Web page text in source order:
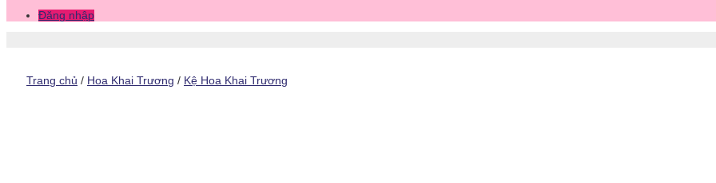
Đăng nhập
Trang chủ / Hoa Khai Trương / Kệ Hoa Khai Trương